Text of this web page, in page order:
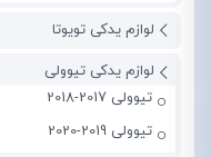
لوازم یدکی تویوتا
لوازم یدکی تیوولی
تیوولی 2017-2018
تیوولی 2019-2020